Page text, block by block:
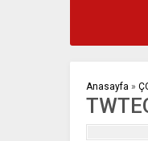
Anasayfa »